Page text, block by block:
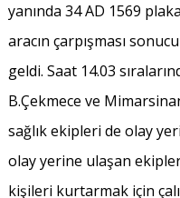
yanında 34 AD 1569
aracın çarpışması
geldi. Saat 14.03
B.Çekmece ve
sağlık ekipleri de olay
olay yerine ulaşan
kişileri kurtarmak için